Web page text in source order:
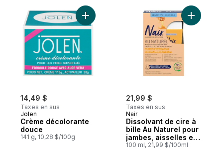
14,49 $
Taxes en sus
Jolen
Crème décolorante
douce
141 g, 10,28 $/100g
Ajouter Crème décolorante douce au
21,99 $
Taxes en sus
Nair
Dissolvant de cire à
bille Au Naturel pour
jambes, aisselles et
bikini
100 ml, 21,99 $/100ml
Ajouter